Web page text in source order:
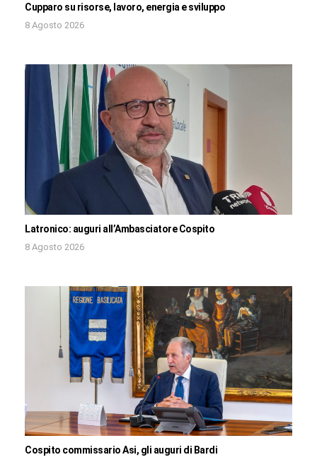
Cupparo su risorse, lavoro, energia e sviluppo
8 Agosto 2026
Latronico: auguri all’Ambasciatore Cospito
8 Agosto 2026
Cospito commissario Asi, gli auguri di Bardi